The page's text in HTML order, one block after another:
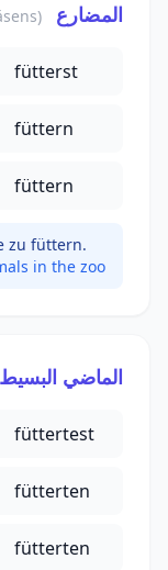
المضارع (Präsens)
fütterst
füttern
füttern
zu füttern.
in the zoo.
الماضي البسيط
füttertest
fütterten
fütterten